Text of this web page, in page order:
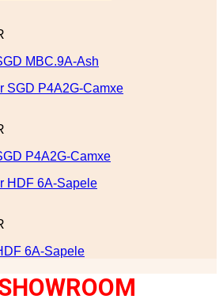
MBC.9A-Ash
P4A2G-Camxe
6A-Sapele